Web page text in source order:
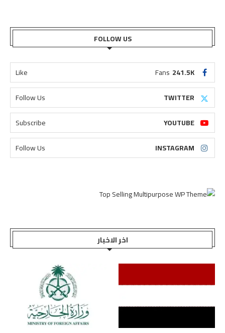
FOLLOW US
241.5K
Fans
Like
TWITTER
Follow Us
YOUTUBE
Subscribe
INSTAGRAM
Follow Us
اخر الاخبار